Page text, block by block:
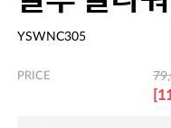
YSWNC305
PRICE